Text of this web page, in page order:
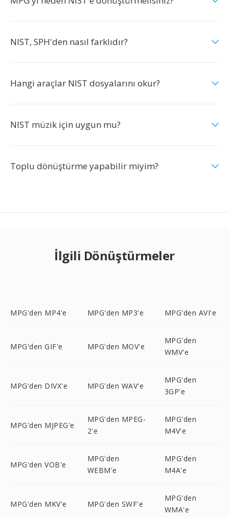
NIST, SPH'den nasıl farklıdır?
Hangi araçlar NIST dosyalarını okur?
NIST müzik için uygun mu?
Toplu dönüştürme yapabilir miyim?
İlgili Dönüştürmeler
MPG'den MP4'e MPG'den MP3'e MPG'den AVI'e
MPG'den GIF'e MPG'den MOV'e
MPG'den
WMV'e
MPG'den DIVX'e MPG'den WAV'e
MPG'den
3GP'e
MPG'den MJPEG'e
MPG'den MPEG-
2'e
MPG'den
M4V'e
MPG'den VOB'e
MPG'den
WEBM'e
MPG'den
M4A'e
MPG'den MKV'e MPG'den SWF'e
MPG'den
WMA'e